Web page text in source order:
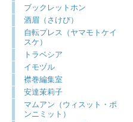
ブックレットホン
酒眉（さけび）
自転プレス（ヤマモトケイ
スケ）
トラベシア
イモヅル
襟巻編集室
安達茉莉子
マムアン（ウィスット・ポ
ンニミット）